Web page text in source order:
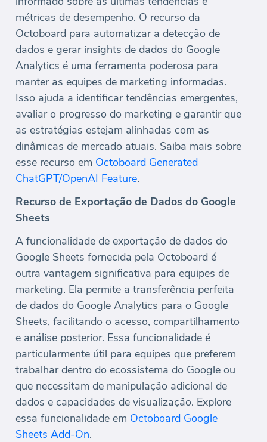
métricas de desempenho. O recurso da
Octoboard para automatizar a detecção de
dados e gerar insights de dados do Google
Analytics é uma ferramenta poderosa para
manter as equipes de marketing informadas.
Isso ajuda a identificar tendências emergentes,
avaliar o progresso do marketing e garantir que
as estratégias estejam alinhadas com as
dinâmicas de mercado atuais. Saiba mais sobre
esse recurso em Octoboard Generated
ChatGPT/OpenAI Feature.
Recurso de Exportação de Dados do Google
Sheets
A funcionalidade de exportação de dados do
Google Sheets fornecida pela Octoboard é
outra vantagem significativa para equipes de
marketing. Ela permite a transferência perfeita
de dados do Google Analytics para o Google
Sheets, facilitando o acesso, compartilhamento
e análise posterior. Essa funcionalidade é
particularmente útil para equipes que preferem
trabalhar dentro do ecossistema do Google ou
que necessitam de manipulação adicional de
dados e capacidades de visualização. Explore
essa funcionalidade em Octoboard Google
Sheets Add-On.